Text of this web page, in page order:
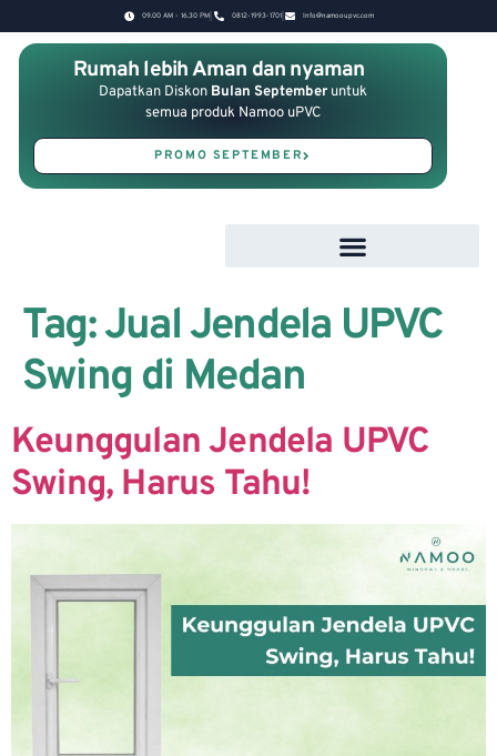
09.00 AM - 16.30 PM 0812-1993-1701 Info@namooupvc.com
Rumah lebih Aman dan nyaman
Dapatkan Diskon Bulan September untuk
semua produk Namoo uPVC
PROMO SEPTEMBER
Tag:Jual Jendela UPVC
Swing di Medan
Keunggulan Jendela UPVC
Swing, Harus Tahu!